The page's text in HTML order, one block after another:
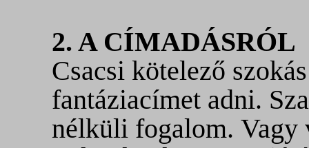
2. A CÍMADÁSRÓL
Csacsi kötelező
fantáziacímet adni.
nélküli fogalom. Vagy